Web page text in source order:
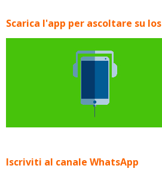
Scarica l'app per ascoltare su Ios
Iscriviti al canale WhatsApp